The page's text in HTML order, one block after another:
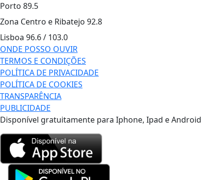
Porto 89.5
Zona Centro e Ribatejo 92.8
Lisboa 96.6 / 103.0
ONDE POSSO OUVIR
TERMOS E CONDIÇÕES
POLÍTICA DE PRIVACIDADE
POLÍTICA DE COOKIES
TRANSPARÊNCIA
PUBLICIDADE
Disponível gratuitamente para Iphone, Ipad e Android